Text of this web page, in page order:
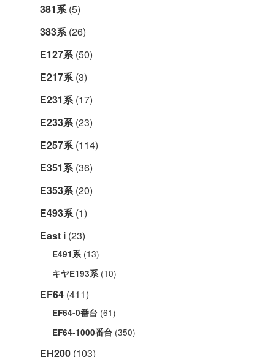
381系(5)
383系(26)
E127系(50)
E217系(3)
E231系(17)
E233系(23)
E257系(114)
E351系(36)
E353系(20)
E493系(1)
East i (23)
E491系 (13)
キヤE193系 (10)
EF64 (411)
EF64-0番台 (61)
EF64-1000番台 (350)
EH200 (103)